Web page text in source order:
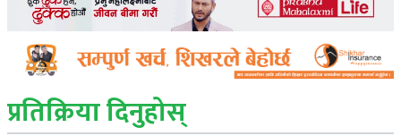
प्रतिक्रिया दिनुहोस्